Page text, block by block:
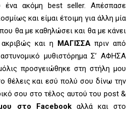
ένα ακόμη best seller. Απέσπασε
και είμαι έτοιμη για άλλη μία
θα με καθηλώσει και θα με κάνει
και η ΜΑΓΙΣΣΑπριν από
μυθιστόρημα Σ’ ΑΦΗΣΑ
προσγειώθηκε στη στήλη μου
θέλεις και εσύ πολύ σου δίνω την
σου στο τέλος αυτού του post &
στο Facebookαλλά και στο